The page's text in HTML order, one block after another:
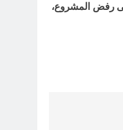
رفض المشروع،